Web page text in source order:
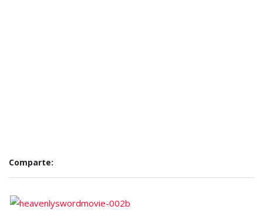
Comparte: